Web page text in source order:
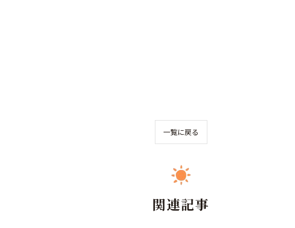
一覧に戻る
関連記事